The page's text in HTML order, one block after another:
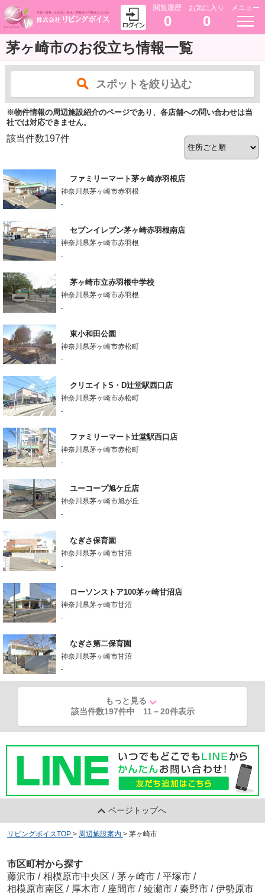
閲覧履歴
0
お気に入り
0
メニュー
茅ヶ崎市のお役立ち情報一覧
スポットを絞り込む
※物件情報の周辺施設紹介のページであり、各店舗への問い合わせは当
社では対応できません。
該当件数197件
ファミリーマート茅ヶ崎赤羽根店
神奈川県茅ヶ崎市赤羽根
-
セブンイレブン茅ヶ崎赤羽根南店
神奈川県茅ヶ崎市赤羽根
-
茅ヶ崎市立赤羽根中学校
神奈川県茅ヶ崎市赤羽根
-
東小和田公園
神奈川県茅ヶ崎市赤松町
-
クリエイトS・D辻堂駅西口店
神奈川県茅ヶ崎市赤松町
-
ファミリーマート辻堂駅西口店
神奈川県茅ヶ崎市赤松町
-
ユーコープ旭ケ丘店
神奈川県茅ヶ崎市旭が丘
-
なぎさ保育園
神奈川県茅ヶ崎市甘沼
-
ローソンストア100茅ヶ崎甘沼店
神奈川県茅ヶ崎市甘沼
-
なぎさ第二保育園
神奈川県茅ヶ崎市甘沼
-
もっと見る
該当件数197件中 11 －20件表示
ページトップへ
リビングボイスTOP > 周辺施設案内 > 茅ヶ崎市
市区町村から探す
藤沢市 / 相模原市中央区 / 茅ヶ崎市 / 平塚市 /
相模原市南区 / 厚木市 / 座間市 / 綾瀬市 / 秦野市 / 伊勢原市